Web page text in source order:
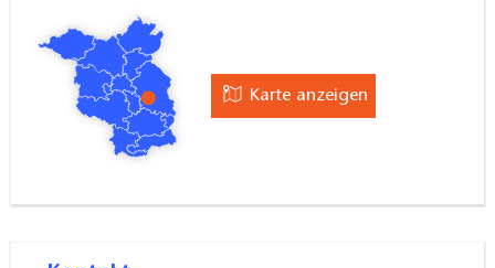
Karte anzeigen